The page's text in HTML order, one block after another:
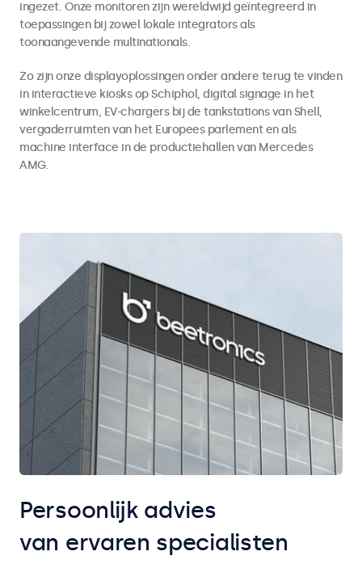
ingezet. Onze monitoren zijn wereldwijd geïntegreerd in
toepassingen bij zowel lokale integrators als
toonaangevende multinationals.
Zo zijn onze displayoplossingen onder andere terug te vinden
in interactieve kiosks op Schiphol, digital signage in het
winkelcentrum, EV-chargers bij de tankstations van Shell,
vergaderruimten van het Europees parlement en als
machine interface in de productiehallen van Mercedes
AMG.
Persoonlijk advies
van ervaren specialisten